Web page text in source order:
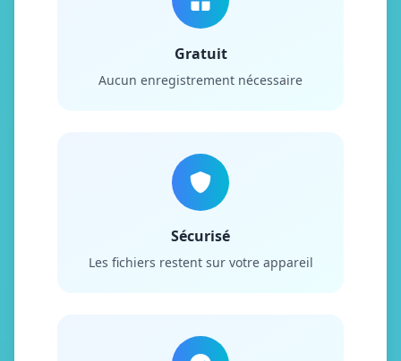
Gratuit
Aucun enregistrement nécessaire
Sécurisé
Les fichiers restent sur votre appareil